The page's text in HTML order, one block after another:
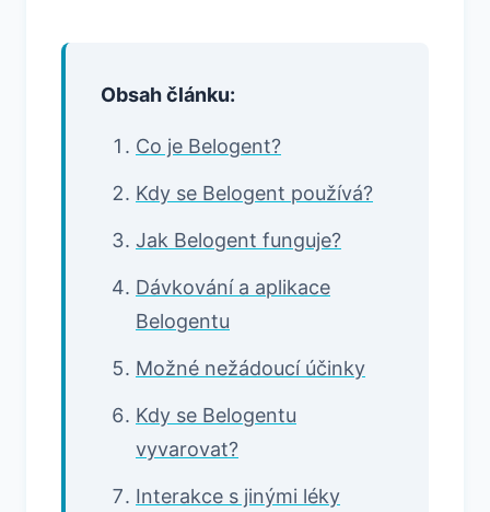
Obsah článku:
Co je Belogent?
Kdy se Belogent používá?
Jak Belogent funguje?
Dávkování a aplikace
Belogentu
Možné nežádoucí účinky
Kdy se Belogentu
vyvarovat?
Interakce s jinými léky